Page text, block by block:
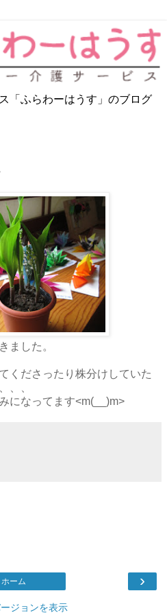
「ふらわーはうす」のブログ
ました。
くださったり株分けしていた
、、
になってます<m(__)m>
›
ホーム
ジョンを表示